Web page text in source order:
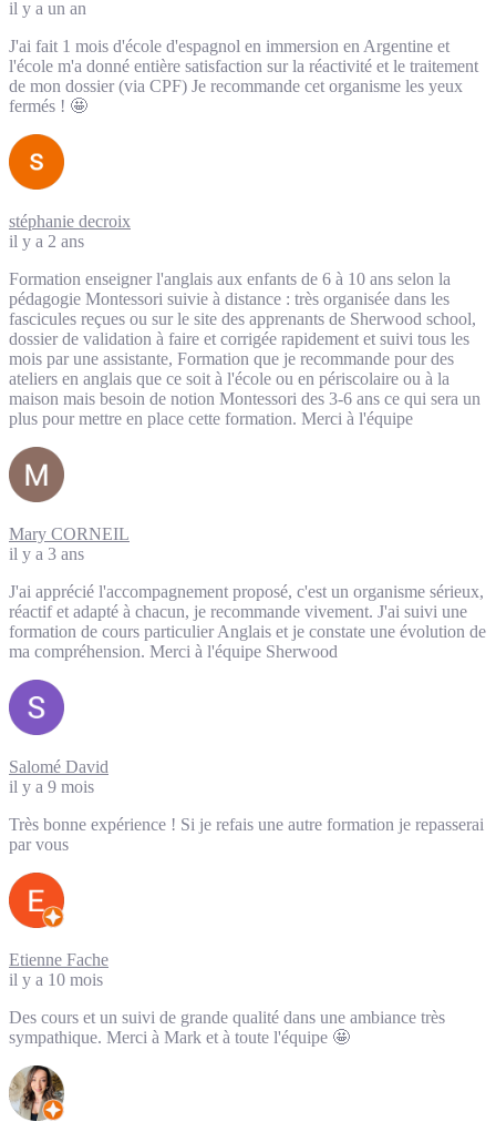
il y a un an
J'ai fait 1 mois d'école d'espagnol en immersion en Argentine et
l'école m'a donné entière satisfaction sur la réactivité et le traitement
de mon dossier (via CPF) Je recommande cet organisme les yeux
fermés ! 🤩
stéphanie decroix
il y a 2 ans
Formation enseigner l'anglais aux enfants de 6 à 10 ans selon la
pédagogie Montessori suivie à distance : très organisée dans les
fascicules reçues ou sur le site des apprenants de Sherwood school,
dossier de validation à faire et corrigée rapidement et suivi tous les
mois par une assistante, Formation que je recommande pour des
ateliers en anglais que ce soit à l'école ou en périscolaire ou à la
maison mais besoin de notion Montessori des 3-6 ans ce qui sera un
plus pour mettre en place cette formation. Merci à l'équipe
Mary CORNEIL
il y a 3 ans
J'ai apprécié l'accompagnement proposé, c'est un organisme sérieux,
réactif et adapté à chacun, je recommande vivement. J'ai suivi une
formation de cours particulier Anglais et je constate une évolution de
ma compréhension. Merci à l'équipe Sherwood
Salomé David
il y a 9 mois
Très bonne expérience ! Si je refais une autre formation je repasserai
par vous
Etienne Fache
il y a 10 mois
Des cours et un suivi de grande qualité dans une ambiance très
sympathique. Merci à Mark et à toute l'équipe 🤩